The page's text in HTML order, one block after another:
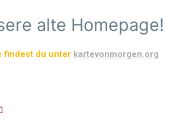
alte Homepage!
findest du unter kartevonmorgen.org